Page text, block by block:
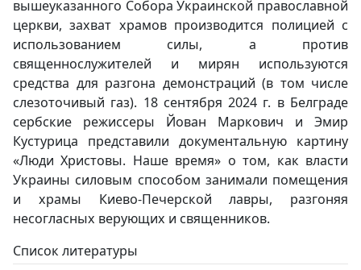
вышеуказанного Собора Украинской православной
церкви, захват храмов производится полицией с
использованием силы, а против
священнослужителей и мирян используются
средства для разгона демонстраций (в том числе
слезоточивый газ). 18 сентября 2024 г. в Белграде
сербские режиссеры Йован Маркович и Эмир
Кустурица представили документальную картину
«Люди Христовы. Наше время» о том, как власти
Украины силовым способом занимали помещения
и храмы Киево-Печерской лавры, разгоняя
несогласных верующих и священников.
Список литературы